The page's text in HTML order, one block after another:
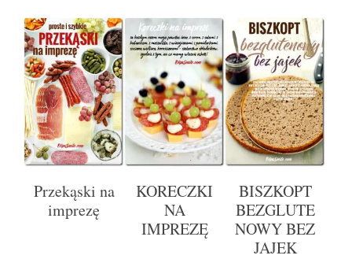
Przekąski na
imprezę
KORECZKI
NA
IMPREZĘ
BISZKOPT
BEZGLUTE
NOWY BEZ
JAJEK